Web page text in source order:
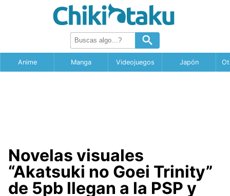
Anime Manga Videojuegos Japón
Novelas visuales
“Akatsuki no Goei Trinity”
de 5pb llegan a la PSP y